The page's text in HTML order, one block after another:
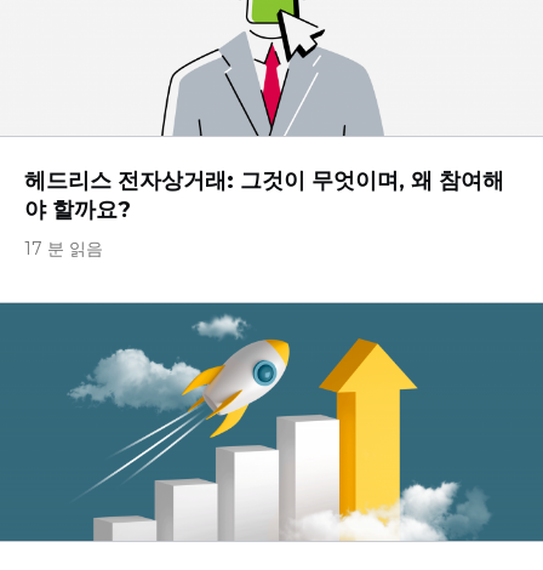
헤드리스 전자상거래: 그것이 무엇이며, 왜 참여해
야 할까요?
17 분 읽음